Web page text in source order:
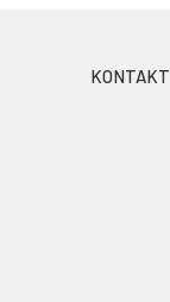
KONTAKT